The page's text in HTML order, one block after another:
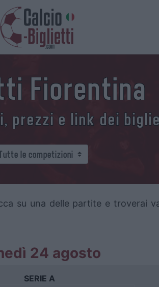
Fiorentina
prezzi e link dei
su una delle partite e troverai
24 agosto
SERIE A